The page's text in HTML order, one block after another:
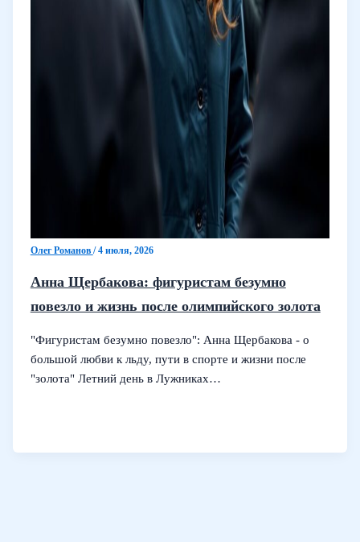
Олег Романов /4 июля, 2026
Анна Щербакова: фигуристам безумно
повезло и жизнь после олимпийского золота
"Фигуристам безумно повезло": Анна Щербакова - о
большой любви к льду, пути в спорте и жизни после
"золота" Летний день в Лужниках…